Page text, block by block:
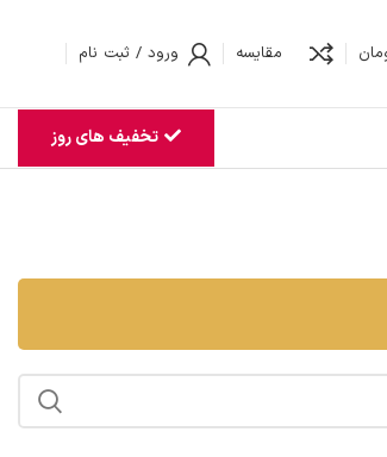
مقایسه ورود / ثبت نام
تخفیف های روز